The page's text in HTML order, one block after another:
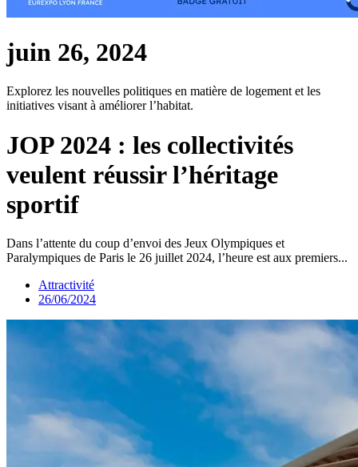
juin 26, 2024
Explorez les nouvelles politiques en matière de logement et les
initiatives visant à améliorer l’habitat.
JOP 2024 : les collectivités
veulent réussir l’héritage
sportif
Dans l’attente du coup d’envoi des Jeux Olympiques et
Paralympiques de Paris le 26 juillet 2024, l’heure est aux premiers...
Attractivité
26/06/2024